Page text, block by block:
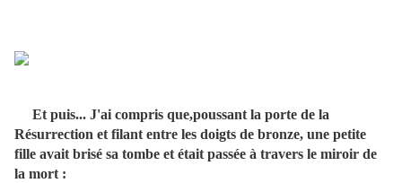
Et puis... J'ai compris que,poussant la porte de la
Résurrection et filant entre les doigts de bronze, une petite
fille avait brisé sa tombe et était passée à travers le miroir de
la mort :